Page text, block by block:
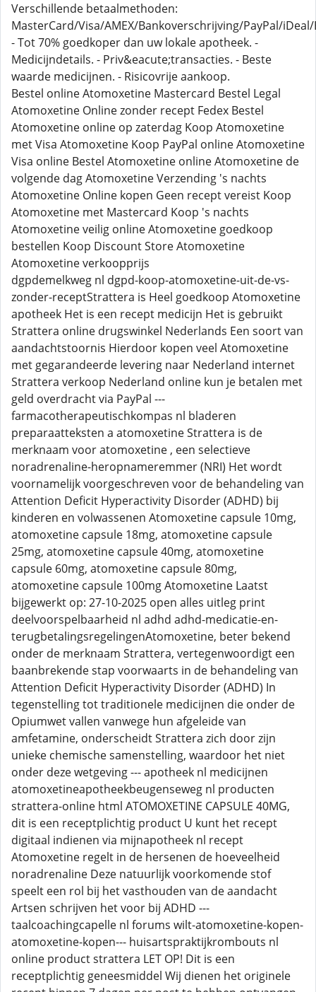
Verschillende betaalmethoden:
MasterCard/Visa/AMEX/Bankoverschrijving/PayPal/
- Tot 70% goedkoper dan uw lokale apotheek. -
Medicijndetails. - Priv&eacute;transacties. - Beste
waarde medicijnen. - Risicovrije aankoop.
Bestel online Atomoxetine Mastercard Bestel Legal
Atomoxetine Online zonder recept Fedex Bestel
Atomoxetine online op zaterdag Koop Atomoxetine
met Visa Atomoxetine Koop PayPal online Atomoxetine
Visa online Bestel Atomoxetine online Atomoxetine de
volgende dag Atomoxetine Verzending 's nachts
Atomoxetine Online kopen Geen recept vereist Koop
Atomoxetine met Mastercard Koop 's nachts
Atomoxetine veilig online Atomoxetine goedkoop
bestellen Koop Discount Store Atomoxetine
Atomoxetine verkoopprijs
dgpdemelkweg nl dgpd-koop-atomoxetine-uit-de-vs-
zonder-receptStrattera is Heel goedkoop Atomoxetine
apotheek Het is een recept medicijn Het is gebruikt
Strattera online drugswinkel Nederlands Een soort van
aandachtstoornis Hierdoor kopen veel Atomoxetine
met gegarandeerde levering naar Nederland internet
Strattera verkoop Nederland online kun je betalen met
geld overdracht via PayPal ---
farmacotherapeutischkompas nl bladeren
preparaatteksten a atomoxetine Strattera is de
merknaam voor atomoxetine , een selectieve
noradrenaline-heropnameremmer (NRI) Het wordt
voornamelijk voorgeschreven voor de behandeling van
Attention Deficit Hyperactivity Disorder (ADHD) bij
kinderen en volwassenen Atomoxetine capsule 10mg,
atomoxetine capsule 18mg, atomoxetine capsule
25mg, atomoxetine capsule 40mg, atomoxetine
capsule 60mg, atomoxetine capsule 80mg,
atomoxetine capsule 100mg Atomoxetine Laatst
bijgewerkt op: 27-10-2025 open alles uitleg print
deelvoorspelbaarheid nl adhd adhd-medicatie-en-
terugbetalingsregelingenAtomoxetine, beter bekend
onder de merknaam Strattera, vertegenwoordigt een
baanbrekende stap voorwaarts in de behandeling van
Attention Deficit Hyperactivity Disorder (ADHD) In
tegenstelling tot traditionele medicijnen die onder de
Opiumwet vallen vanwege hun afgeleide van
amfetamine, onderscheidt Strattera zich door zijn
unieke chemische samenstelling, waardoor het niet
onder deze wetgeving --- apotheek nl medicijnen
atomoxetineapotheekbeugenseweg nl producten
strattera-online html ATOMOXETINE CAPSULE 40MG,
dit is een receptplichtig product U kunt het recept
digitaal indienen via mijnapotheek nl recept
Atomoxetine regelt in de hersenen de hoeveelheid
noradrenaline Deze natuurlijk voorkomende stof
speelt een rol bij het vasthouden van de aandacht
Artsen schrijven het voor bij ADHD ---
taalcoachingcapelle nl forums wilt-atomoxetine-kopen-
atomoxetine-kopen--- huisartspraktijkrombouts nl
online product strattera LET OP! Dit is een
receptplichtig geneesmiddel Wij dienen het originele